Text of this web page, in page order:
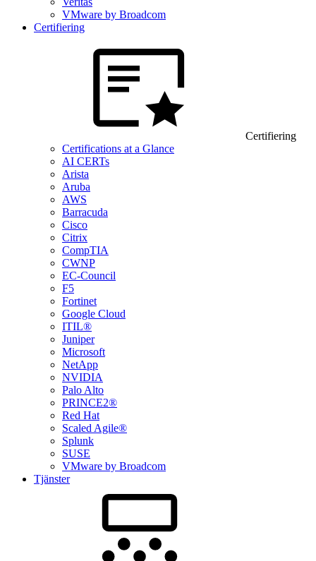
VMware by Broadcom
Certifiering
Certifiering
Certifications at a Glance
AI CERTs
Arista
Aruba
AWS
Barracuda
Cisco
Citrix
CompTIA
CWNP
EC-Council
F5
Fortinet
Google Cloud
ITIL®
Juniper
Microsoft
NetApp
NVIDIA
Palo Alto
PRINCE2®
Red Hat
Scaled Agile®
Splunk
SUSE
VMware by Broadcom
Tjänster